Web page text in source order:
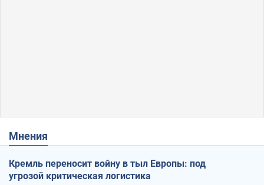
Мнения
Кремль переносит войну в тыл Европы: под
угрозой критическая логистика